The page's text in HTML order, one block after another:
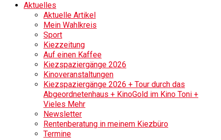
Aktuelles
Aktuelle Artikel
Mein Wahlkreis
Sport
Kiezzeitung
Auf einen Kaffee
Kiezspaziergänge 2026
Kinoveranstaltungen
Kiezspaziergänge 2026 + Tour durch das
Abgeordnetenhaus + KinoGold im Kino Toni +
Vieles Mehr
Newsletter
Rentenberatung in meinem Kiezbüro
Termine